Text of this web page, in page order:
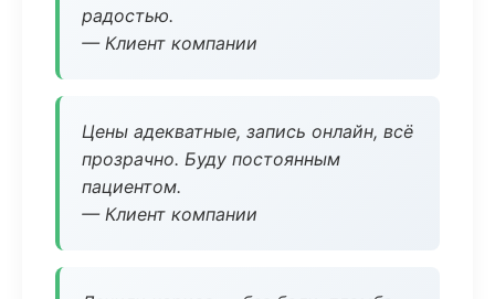
радостью.
— Клиент компании
Цены адекватные, запись онлайн, всё
прозрачно. Буду постоянным
пациентом.
— Клиент компании